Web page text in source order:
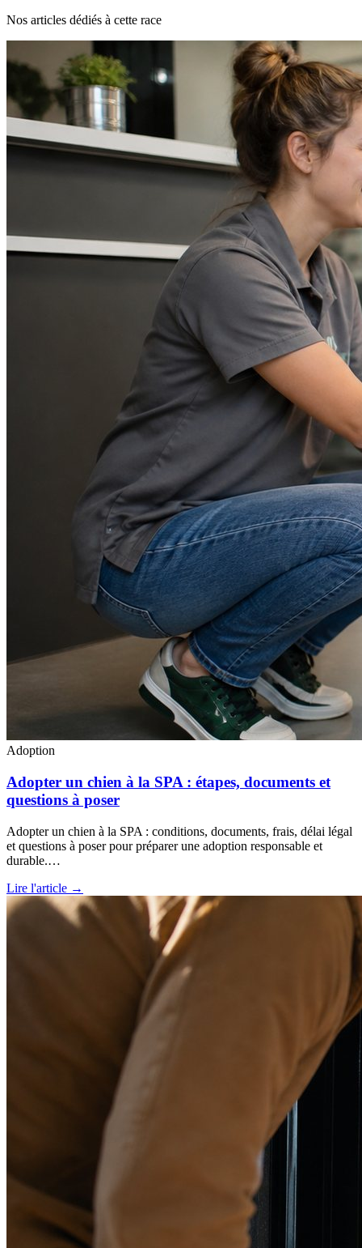
Nos articles dédiés à cette race
Adoption
Adopter un chien à la SPA : étapes, documents et
questions à poser
Adopter un chien à la SPA : conditions, documents, frais, délai légal
et questions à poser pour préparer une adoption responsable et
durable.…
Lire l'article →